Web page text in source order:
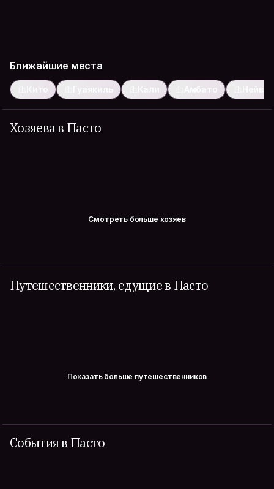
Ближайшие места
Кито Гуаякиль Кали Амбато
Хозяева в Пасто
Смотреть больше хозяев
Путешественники, едущие в Пасто
Показать больше путешественников
События в Пасто